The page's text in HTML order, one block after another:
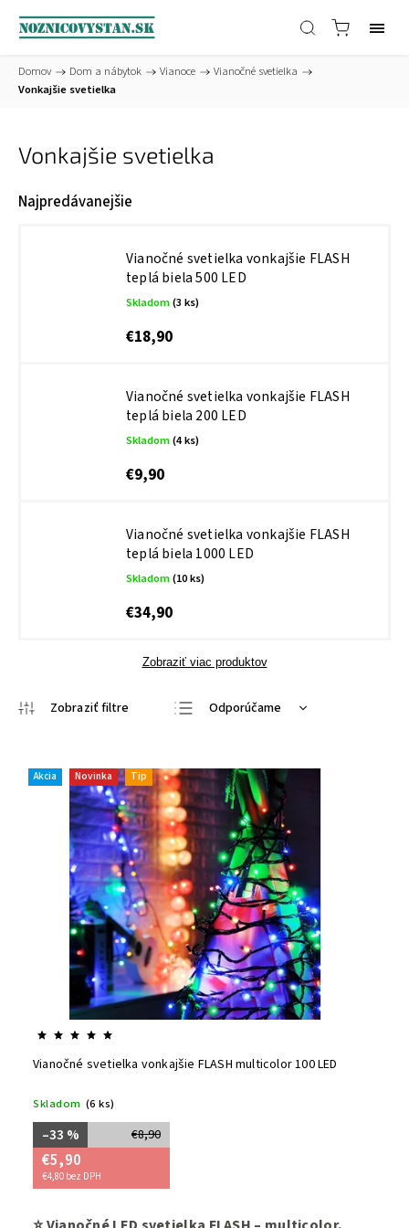
Domov / Dom a nábytok / Vianoce / Vianočné svetielka /
Vonkajšie svetielka
Vonkajšie svetielka
Najpredávanejšie
Vianočné svetielka vonkajšie FLASH
teplá biela 500 LED
Skladom(3 ks)
€18,90
Vianočné svetielka vonkajšie FLASH
teplá biela 200 LED
Skladom(4 ks)
€9,90
Vianočné svetielka vonkajšie FLASH
teplá biela 1000 LED
Skladom(10 ks)
€34,90
Zobraziť viac produktov
Odporúčame
Najdrahšie
Najpredávanejšie
Abecedne
Akcia Novinka Tip
Vianočné svetielka vonkajšie FLASH multicolor 100 LED
Skladom (6 ks)
€8,90
–33 %
€5,90
€4,80 bez DPH